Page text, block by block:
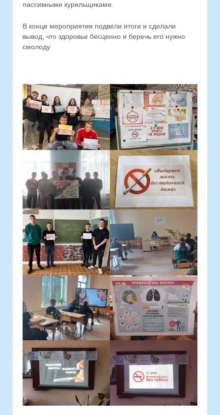
пассивными курильщиками.
В конце мероприятия подвели итоги и сделали
вывод, что здоровье бесценно и беречь его нужно
смолоду.